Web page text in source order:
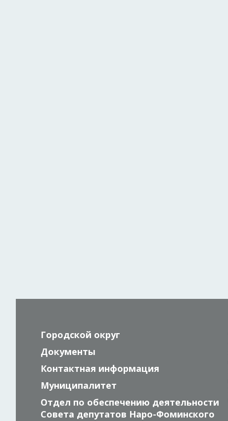
Городской округ
Документы
Контактная информация
Муниципалитет
Отдел по обеспечению деятельности
Совета депутатов Наро-Фоминского